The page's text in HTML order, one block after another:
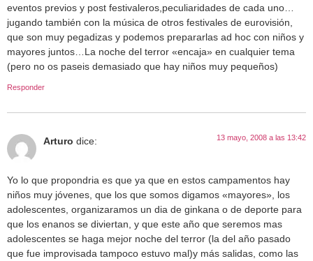
eventos previos y post festivaleros,peculiaridades de cada uno…
jugando también con la música de otros festivales de eurovisión,
que son muy pegadizas y podemos prepararlas ad hoc con niños y
mayores juntos…La noche del terror «encaja» en cualquier tema
(pero no os paseis demasiado que hay niños muy pequeños)
Responder
Arturo dice: 13 mayo, 2008 a las 13:42
Yo lo que propondria es que ya que en estos campamentos hay
niños muy jóvenes, que los que somos digamos «mayores», los
adolescentes, organizaramos un dia de ginkana o de deporte para
que los enanos se diviertan, y que este año que seremos mas
adolescentes se haga mejor noche del terror (la del año pasado
que fue improvisada tampoco estuvo mal)y más salidas, como las